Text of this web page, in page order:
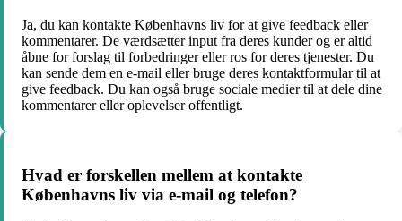
Ja, du kan kontakte Københavns liv for at give feedback eller
kommentarer. De værdsætter input fra deres kunder og er altid
åbne for forslag til forbedringer eller ros for deres tjenester. Du
kan sende dem en e-mail eller bruge deres kontaktformular til at
give feedback. Du kan også bruge sociale medier til at dele dine
kommentarer eller oplevelser offentligt.
Hvad er forskellen mellem at kontakte
Københavns liv via e-mail og telefon?